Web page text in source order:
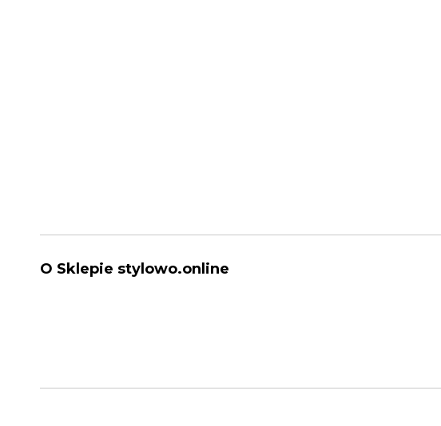
O Sklepie stylowo.online